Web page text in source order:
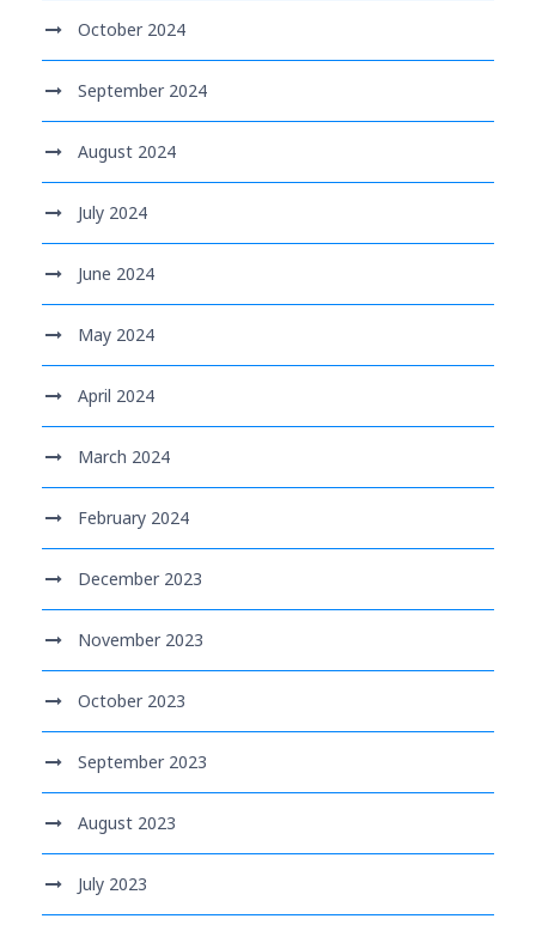
October 2024
September 2024
August 2024
July 2024
June 2024
May 2024
April 2024
March 2024
February 2024
December 2023
November 2023
October 2023
September 2023
August 2023
July 2023